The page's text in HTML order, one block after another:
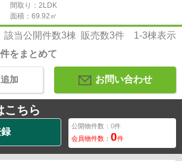
間取り：2LDK
面積：69.92㎡
該当公開件数3棟 販売数3件 1-3棟表示
をまとめて
お問い合わせ
加
こちら
公開物件数： 0件
会員物件数： 0件